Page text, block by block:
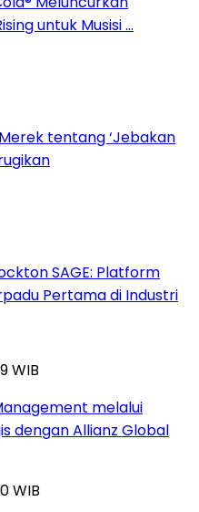
untuk Musisi …
tentang ‘Jebakan
SAGE: Platform
Pertama di Industri
WIB
melalui
dengan Allianz Global
WIB